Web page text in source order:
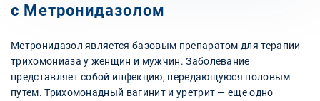
с Метронидазолом
Метронидазол является базовым препаратом для терапии
трихомониаза у женщин и мужчин. Заболевание
представляет собой инфекцию, передающуюся половым
путем. Трихомонадный вагинит и уретрит — еще одно